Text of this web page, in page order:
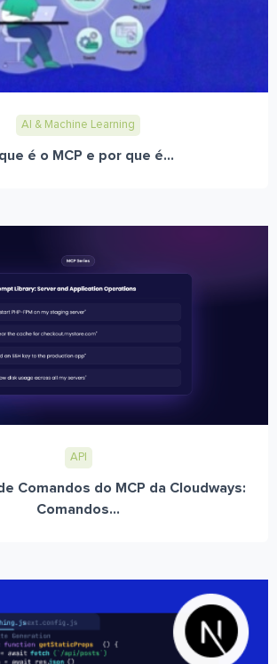
AI & Machine Learning
é o MCP e por que é...
API
Comandos do MCP da Cloudways:
Comandos...